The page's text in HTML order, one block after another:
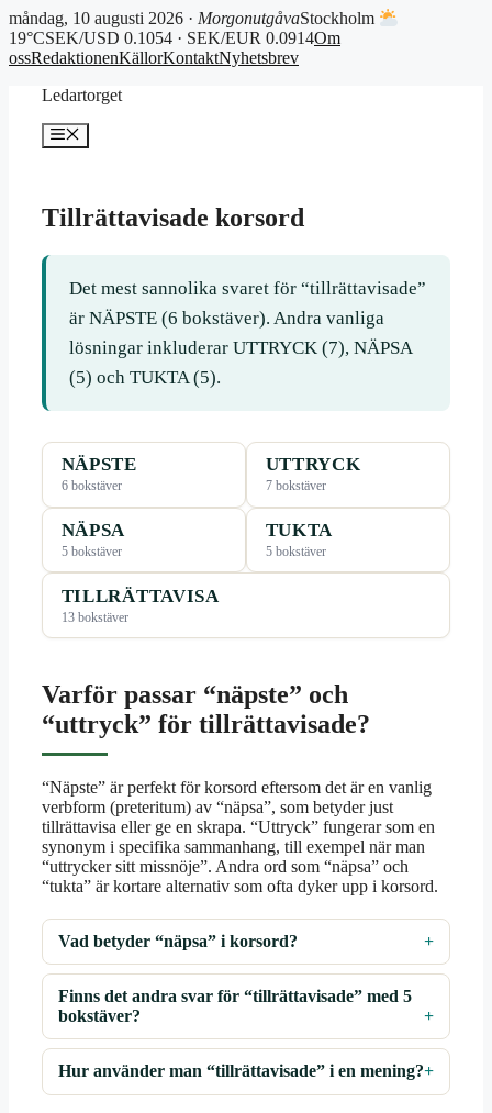
måndag, 10 augusti 2026 · MorgonutgåvaStockholm
19°CSEK/USD 0.1054 · SEK/EUR 0.0914Om
ossRedaktionenKällorKontaktNyhetsbrev
Ledartorget
Meny
Tillrättavisade korsord
Det mest sannolika svaret för “tillrättavisade”
är NÄPSTE (6 bokstäver). Andra vanliga
lösningar inkluderar UTTRYCK (7), NÄPSA
(5) och TUKTA (5).
NÄPSTE
6 bokstäver
UTTRYCK
7 bokstäver
NÄPSA
5 bokstäver
TUKTA
5 bokstäver
TILLRÄTTAVISA
13 bokstäver
Varför passar “näpste” och
“uttryck” för tillrättavisade?
“Näpste” är perfekt för korsord eftersom det är en vanlig
verbform (preteritum) av “näpsa”, som betyder just
tillrättavisa eller ge en skrapa. “Uttryck” fungerar som en
synonym i specifika sammanhang, till exempel när man
“uttrycker sitt missnöje”. Andra ord som “näpsa” och
“tukta” är kortare alternativ som ofta dyker upp i korsord.
Vad betyder “näpsa” i korsord?
Finns det andra svar för “tillrättavisade” med 5
bokstäver?
Hur använder man “tillrättavisade” i en mening?